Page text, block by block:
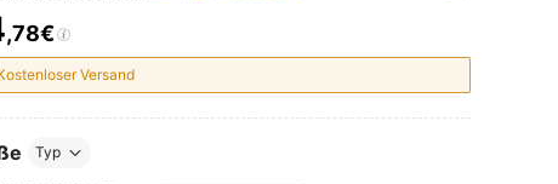
AND AVAILABILITY
,78€
Versand
Typ